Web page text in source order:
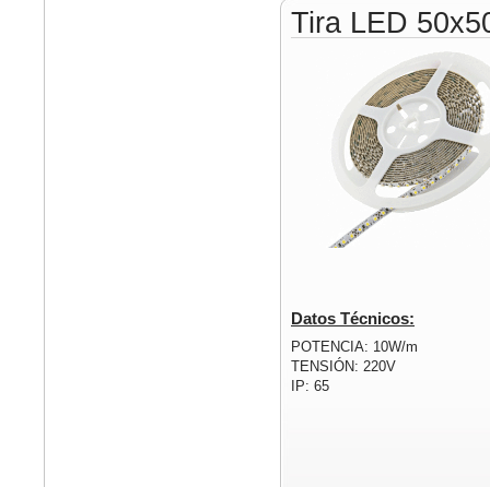
Tira LED
Datos Técnicos:
POTENCIA: 10W/m
TENSIÓN: 220V
IP: 65